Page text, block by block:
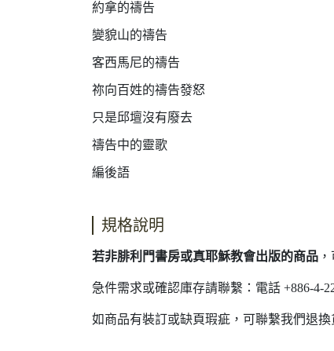
約拿的禱告
變貌山的禱告
客西馬尼的禱告
祢向百姓的禱告發怒
只是邱壇沒有廢去
禱告中的靈歌
編後語
規格說明
若非腓利門書房或真耶穌教會出版的商品
急件需求或確認庫存請聯繫：電話 +886-4-
如商品有裝訂或缺頁瑕疵，可聯繫我們退